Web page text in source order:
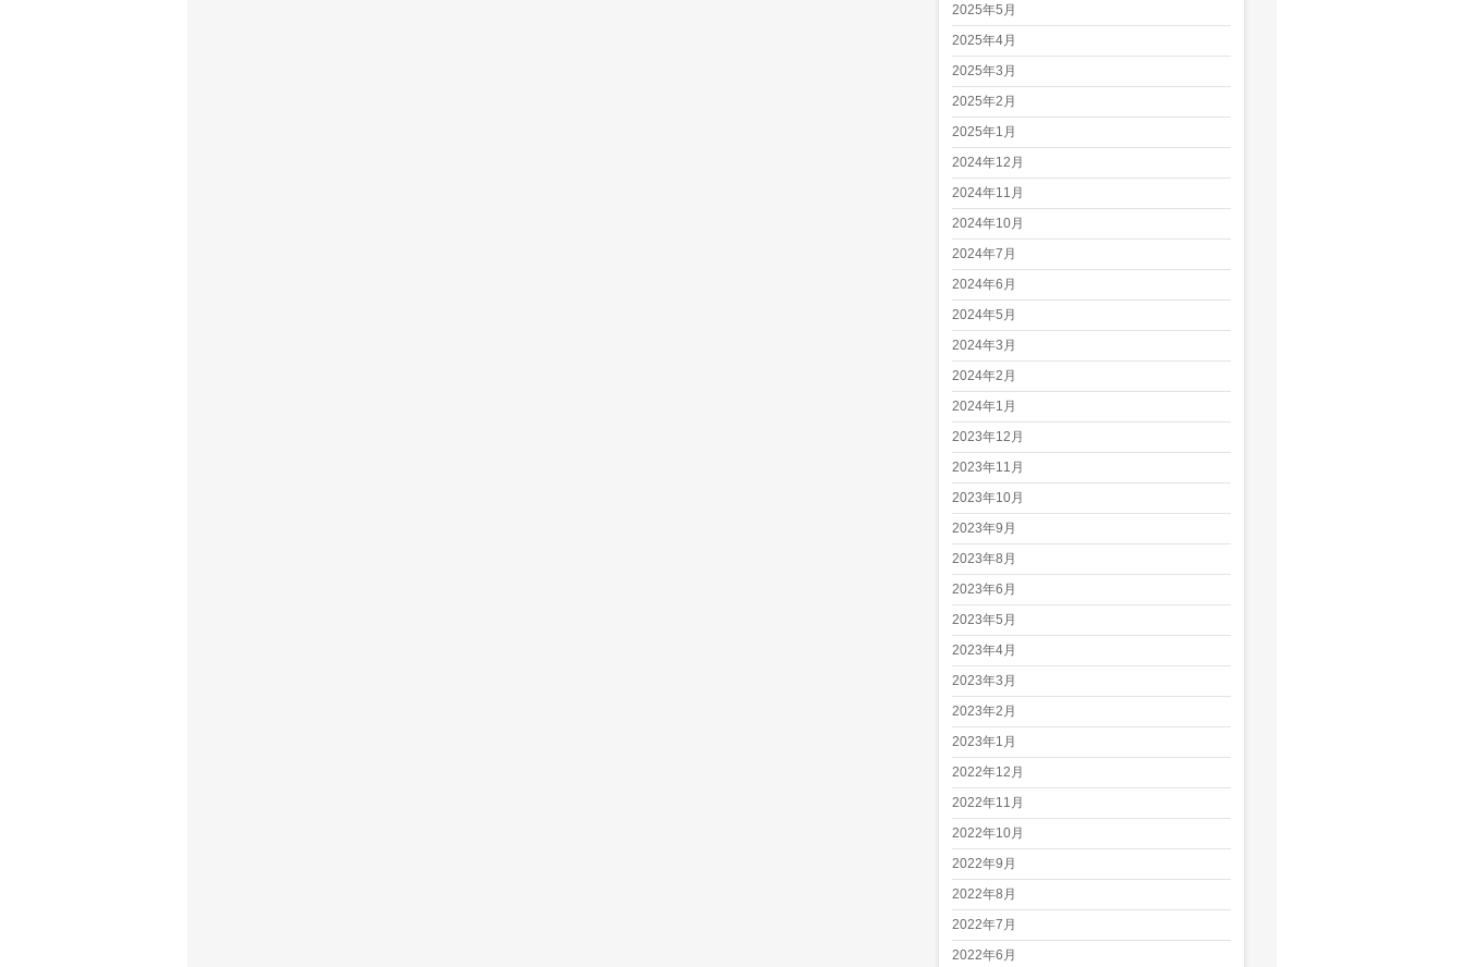
2025年5月
2025年4月
2025年3月
2025年2月
2025年1月
2024年12月
2024年11月
2024年10月
2024年7月
2024年6月
2024年5月
2024年3月
2024年2月
2024年1月
2023年12月
2023年11月
2023年10月
2023年9月
2023年8月
2023年6月
2023年5月
2023年4月
2023年3月
2023年2月
2023年1月
2022年12月
2022年11月
2022年10月
2022年9月
2022年8月
2022年7月
2022年6月